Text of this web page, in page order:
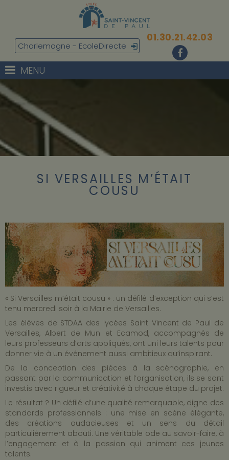
Charlemagne - EcoleDirecte
01.30.21.42.03
MENU
SI VERSAILLES M’ÉTAIT
COUSU
« Si Versailles m’était cousu » : un défilé d’exception qui s’est
tenu mercredi soir à la Mairie de Versailles.
Les élèves de STDAA des lycées Saint Vincent de Paul de
Versailles, Albert de Mun et Ecamod, accompagnés de
leurs professeurs d’arts appliqués, ont uni leurs talents pour
donner vie à un événement aussi ambitieux qu’inspirant.
De la conception des pièces à la scénographie, en
passant par la communication et l’organisation, ils se sont
investis avec rigueur et créativité à chaque étape du projet.
Le résultat ? Un défilé d’une qualité remarquable, digne des
standards professionnels : une mise en scène élégante,
des créations audacieuses et un sens du détail
particulièrement abouti. Une véritable ode au savoir-faire, à
l’engagement et à la passion qui animent ces jeunes
talents.